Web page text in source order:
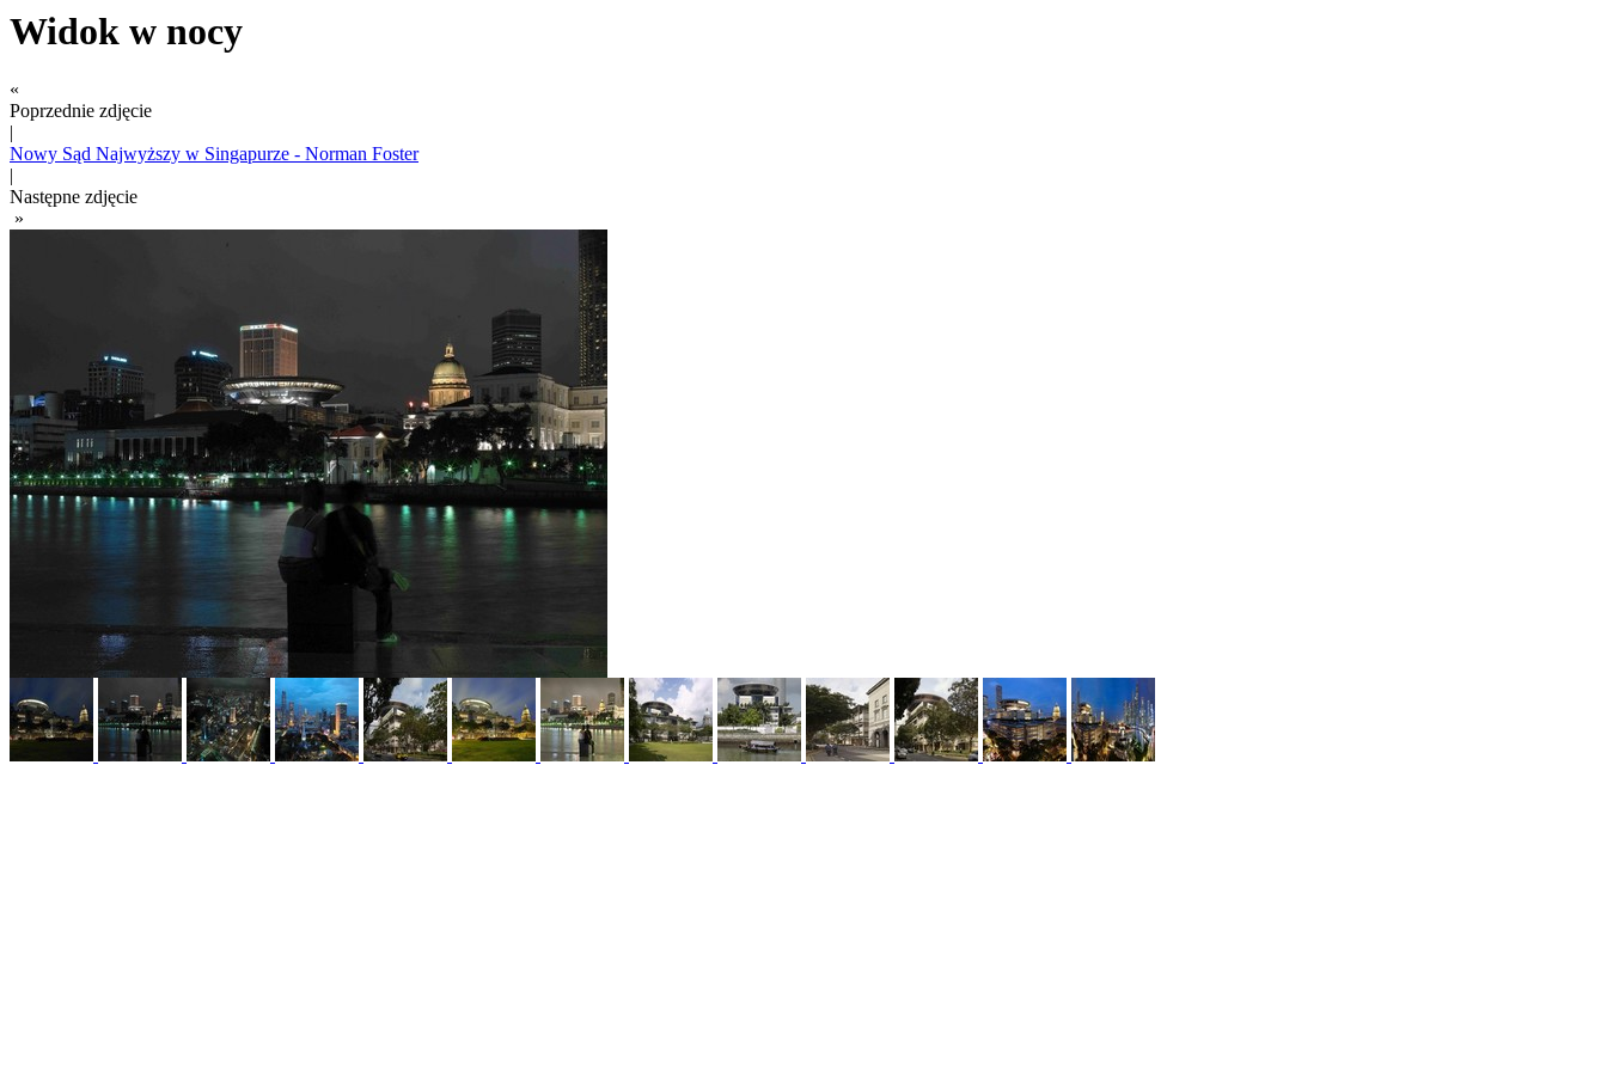
Widok w nocy
«
Poprzednie zdjęcie
|
Nowy Sąd Najwyższy w Singapurze - Norman Foster
|
Następne zdjęcie
»